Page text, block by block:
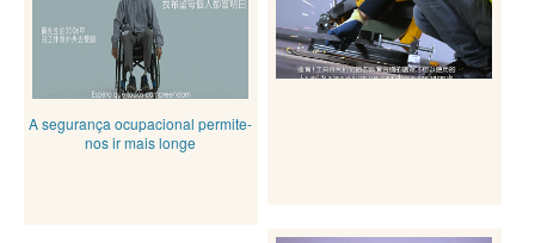
A segurança ocupacional permite-
nos ir mais longe